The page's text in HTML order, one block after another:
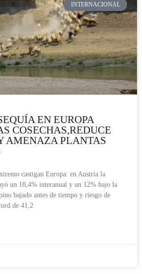
INTERNACIONAL
EN EUROPA
COSECHAS,REDUCE
AMENAZA PLANTAS
castigan Europa: en Austria la
un 18,4% interanual y un 12% bajo la
bajado antes de tiempo y riesgo de
de 41,2